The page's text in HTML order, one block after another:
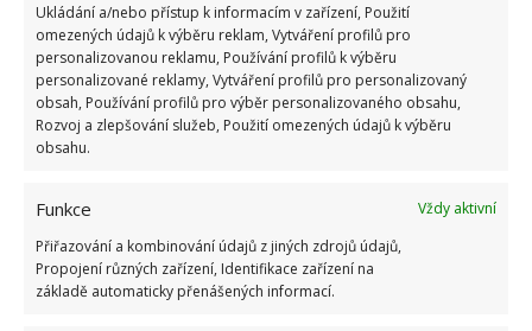
Ukládání a/nebo přístup k informacím v zařízení, Použití
omezených údajů k výběru reklam, Vytváření profilů pro
personalizovanou reklamu, Používání profilů k výběru
personalizované reklamy, Vytváření profilů pro personalizovaný
obsah, Používání profilů pro výběr personalizovaného obsahu,
Rozvoj a zlepšování služeb, Použití omezených údajů k výběru
obsahu.
Funkce
Vždy aktivní
Přiřazování a kombinování údajů z jiných zdrojů údajů,
Propojení různých zařízení, Identifikace zařízení na
základě automaticky přenášených informací.